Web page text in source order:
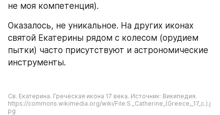
не моя компетенция).
Оказалось, не уникальное. На других иконах
святой Екатерины рядом с колесом (орудием
пытки) часто присутствуют и астрономические
инструменты.
Св. Екатерина. Греческая икона 17 века. Источник: Википедия.
https://commons.wikimedia.org/wiki/File:S._Catherine_(Greece,_17_c.).j
pg